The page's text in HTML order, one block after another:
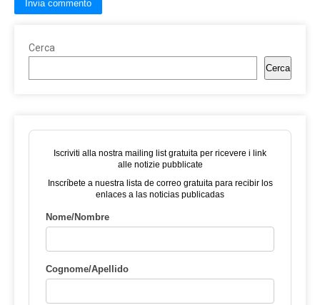
Cerca
Cerca
Iscriviti alla nostra mailing list gratuita per ricevere i link
alle notizie pubblicate
Inscríbete a nuestra lista de correo gratuita para recibir los
enlaces a las noticias publicadas
Nome/Nombre
Cognome/Apellido